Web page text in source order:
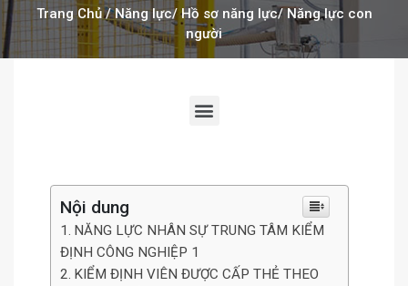
Trang Chủ/Năng lực/Hồ sơ năng lực/Năng lực con
người
Nội dung
NĂNG LỰC NHÂN SỰ TRUNG TÂM KIỂM
ĐỊNH CÔNG NGHIỆP 1
KIỂM ĐỊNH VIÊN ĐƯỢC CẤP THẺ THEO